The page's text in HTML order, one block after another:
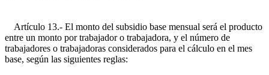
Artículo 13.- El monto del subsidio base mensual será el producto
entre un monto por trabajador o trabajadora, y el número de
trabajadores o trabajadoras considerados para el cálculo en el mes
base, según las siguientes reglas: